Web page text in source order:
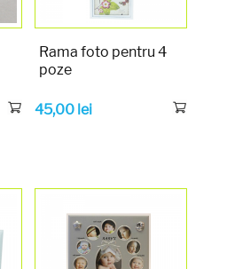
Rama foto pentru 4
poze
45,00 lei